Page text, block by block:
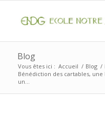
Blog
Vous êtes ici : Accueil / Blog /
Bénédiction des cartables,
un...